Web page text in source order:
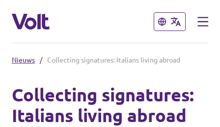
Sluiten
Volt Amsterdam
Volt Arnhem
Sluiten
Standpunten
Nieuws / Collecting signatures: Italians living abroad
Collecting signatures:
Italians living abroad